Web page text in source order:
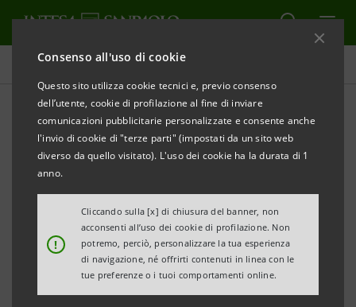
Consenso all'uso di cookie
Questo sito utilizza cookie tecnici e, previo consenso
dell’utente, cookie di profilazione al fine di inviare
comunicazioni pubblicitarie personalizzate e consente anche
l'invio di cookie di "terze parti" (impostati da un sito web
diverso da quello visitato). L'uso dei cookie ha la durata di 1
anno.
!
Cliccando sulla [x] di chiusura del banner, non
acconsenti all’uso dei cookie di profilazione. Non
potremo, perciò, personalizzare la tua esperienza
di navigazione, né offrirti contenuti in linea con le
tue preferenze o i tuoi comportamenti online.
Comunicati stampa
STAMPA AGGIORNA
COMUNICATO STAMPA
FEDON E INTESA SANPAOLO: FINANZIAMENTO DI
Intesa Sanpaolo è stata la prima banca italiana a
sottoscrivere il protocollo con Sace per sostenere
finanziariamente le imprese danneggiate